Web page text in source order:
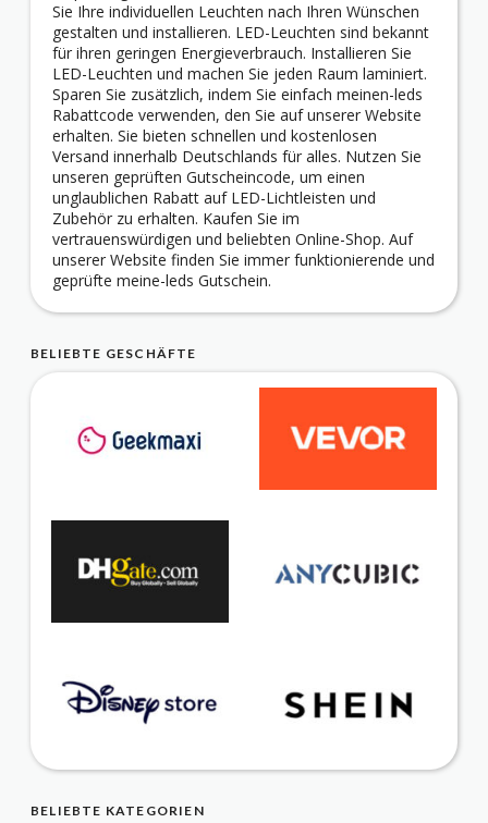
Sie Ihre individuellen Leuchten nach Ihren Wünschen
gestalten und installieren. LED-Leuchten sind bekannt
für ihren geringen Energieverbrauch. Installieren Sie
LED-Leuchten und machen Sie jeden Raum laminiert.
Sparen Sie zusätzlich, indem Sie einfach meinen-leds
Rabattcode verwenden, den Sie auf unserer Website
erhalten. Sie bieten schnellen und kostenlosen
Versand innerhalb Deutschlands für alles. Nutzen Sie
unseren geprüften Gutscheincode, um einen
unglaublichen Rabatt auf LED-Lichtleisten und
Zubehör zu erhalten. Kaufen Sie im
vertrauenswürdigen und beliebten Online-Shop. Auf
unserer Website finden Sie immer funktionierende und
geprüfte meine-leds Gutschein.
BELIEBTE GESCHÄFTE
BELIEBTE KATEGORIEN